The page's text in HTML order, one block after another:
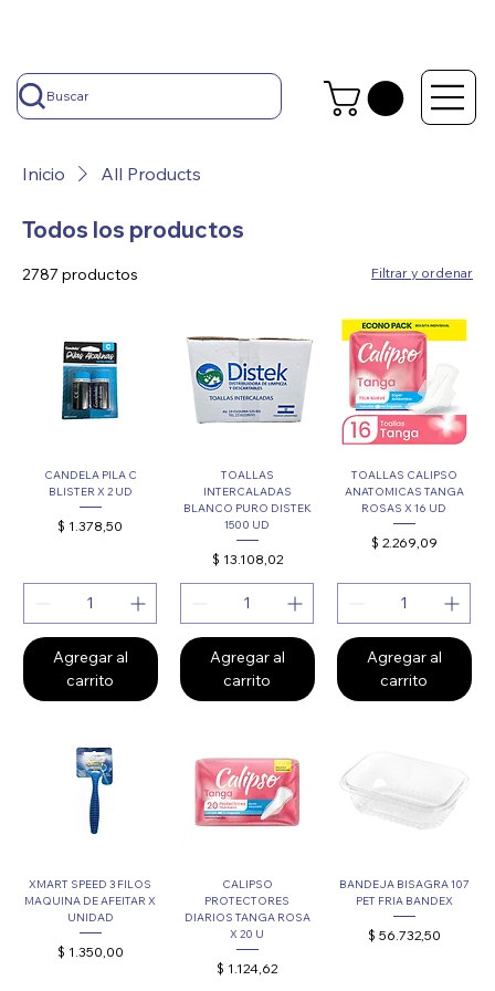
Buscar
Inicio All Products
Todos los productos
2787 productos Filtrar y ordenar
CANDELA PILA C
BLISTER X 2 UD
Precio
$ 1.378,50
Agregar al
carrito
TOALLAS
INTERCALADAS
BLANCO PURO DISTEK
1500 UD
Precio
$ 13.108,02
Agregar al
carrito
TOALLAS CALIPSO
ANATOMICAS TANGA
ROSAS X 16 UD
Precio
$ 2.269,09
Agregar al
carrito
XMART SPEED 3 FILOS
MAQUINA DE AFEITAR X
UNIDAD
Precio
$ 1.350,00
CALIPSO
PROTECTORES
DIARIOS TANGA ROSA
X 20 U
Precio
$ 1.124,62
BANDEJA BISAGRA 107
PET FRIA BANDEX
Precio
$ 56.732,50